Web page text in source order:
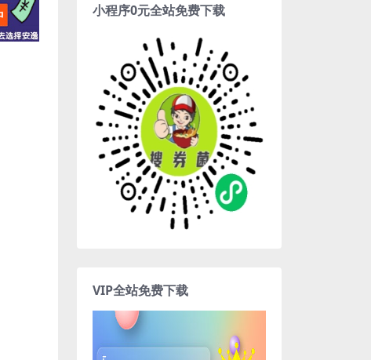
小程序0元全站免费下载
VIP全站免费下载